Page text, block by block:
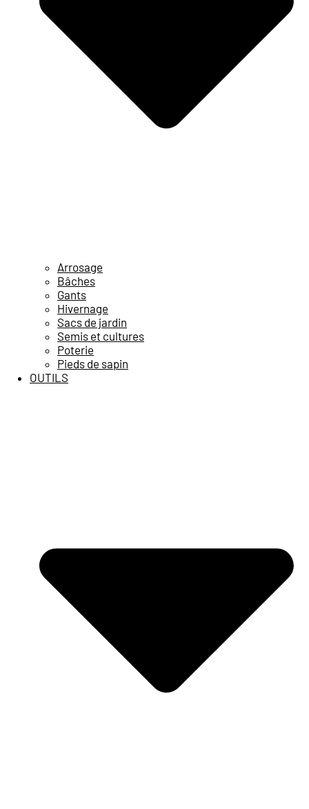
Arrosage
Bâches
Gants
Hivernage
Sacs de jardin
Semis et cultures
Poterie
Pieds de sapin
OUTILS